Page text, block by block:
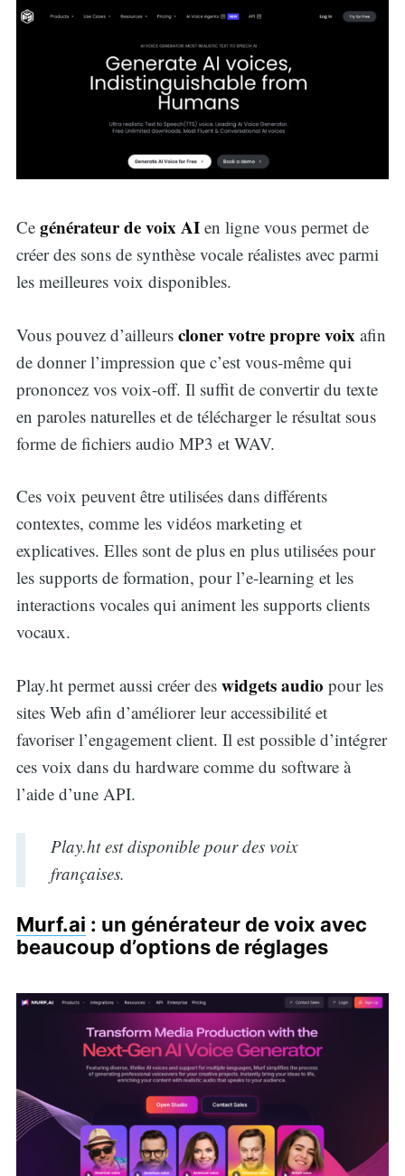
Ce générateur de voix AIen ligne vous permet de
créer des sons de synthèse vocale réalistes avec parmi
les meilleures voix disponibles.
Vous pouvez d’ailleurscloner votre propre voix afin
de donner l’impression que c’est vous-même qui
prononcez vos voix-off. Il suffit de convertir du texte
en paroles naturelles et de télécharger le résultat sous
forme de fichiers audio MP3 et WAV.
Ces voix peuvent être utilisées dans différents
contextes, comme les vidéos marketing et
explicatives. Elles sont de plus en plus utilisées pour
les supports de formation, pour l’e-learning et les
interactions vocales qui animent les supports clients
vocaux.
Play.ht permet aussi créer des widgets audio pour les
sites Web afin d’améliorer leur accessibilité et
favoriser l’engagement client. Il est possible d’intégrer
ces voix dans du hardware comme du software à
l’aide d’une API.
Play.ht est disponible pour des voix
françaises.
Murf.ai : un générateur de voix avec
beaucoup d’options de réglages